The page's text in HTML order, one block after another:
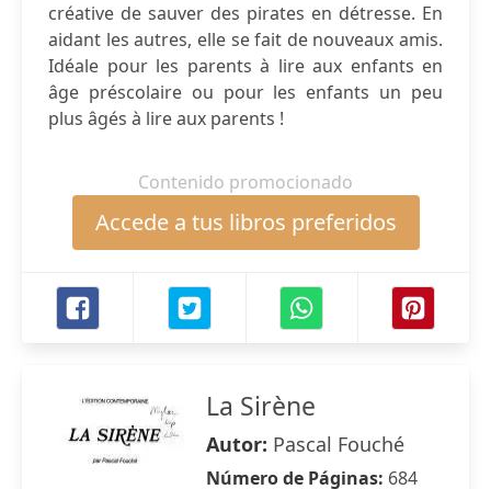
créative de sauver des pirates en détresse. En
aidant les autres, elle se fait de nouveaux amis.
Idéale pour les parents à lire aux enfants en
âge préscolaire ou pour les enfants un peu
plus âgés à lire aux parents !
Contenido promocionado
Accede a tus libros preferidos
La Sirène
Autor: Pascal Fouché
Número de Páginas: 684